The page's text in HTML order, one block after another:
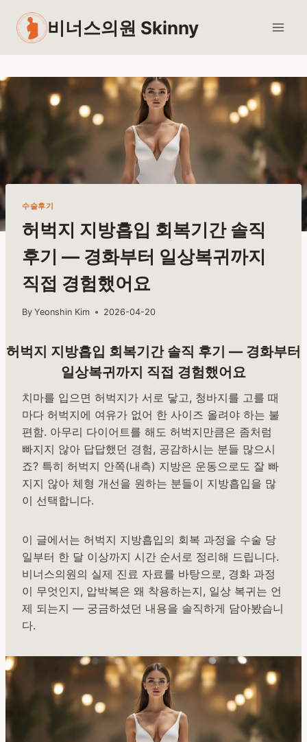
content
비너스의원 Skinny
수술후기
허벅지 지방흡입 회복기간 솔직
후기 — 경화부터 일상복귀까지
직접 경험했어요
By Yeonshin Kim 2026-04-20
허벅지 지방흡입 회복기간 솔직 후기 — 경화부터
일상복귀까지 직접 경험했어요
치마를 입으면 허벅지가 서로 닿고, 청바지를 고를 때
마다 허벅지에 여유가 없어 한 사이즈 올려야 하는 불
편함. 아무리 다이어트를 해도 허벅지만큼은 좀처럼
빠지지 않아 답답했던 경험, 공감하시는 분들 많으시
죠? 특히 허벅지 안쪽(내측) 지방은 운동으로도 잘 빠
지지 않아 체형 개선을 원하는 분들이 지방흡입을 많
이 선택합니다.
이 글에서는 허벅지 지방흡입의 회복 과정을 수술 당
일부터 한 달 이상까지 시간 순서로 정리해 드립니다.
비너스의원의 실제 진료 자료를 바탕으로, 경화 과정
이 무엇인지, 압박복은 왜 착용하는지, 일상 복귀는 언
제 되는지 — 궁금하셨던 내용을 솔직하게 담아봤습니
다.